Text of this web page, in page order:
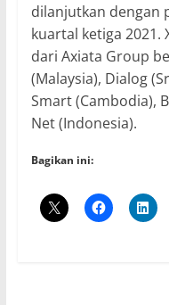
dilanjutkan dengan
kuartal ketiga 2021.
dari Axiata Group
(Malaysia), Dialog
Smart (Cambodia),
Net (Indonesia).
Bagikan ini: